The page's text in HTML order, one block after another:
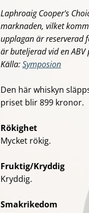
LaphroaigCooper's
marknaden, vilket
upplagan är reserverad
är buteljerad vid en ABV
Källa:Symposion
Den här whiskyn
priset blir 899 kronor.
Rökighet
Mycket rökig.
Fruktig/Kryddig
Kryddig.
Smakrikedom